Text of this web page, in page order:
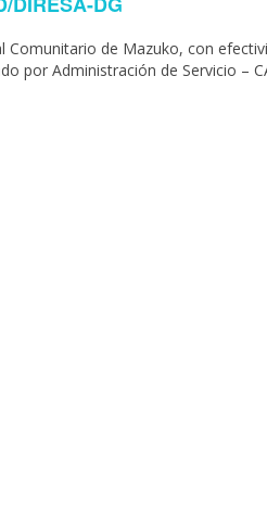
Comunitario de Mazuko, con
por Administración de Servicio –